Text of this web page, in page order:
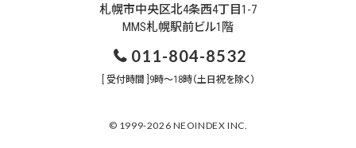
札幌市中央区北4条西4丁目1-7
MMS札幌駅前ビル1階
011-804-8532
[ 受付時間 ]9時～18時（土日祝を除く）
© 1999-2026 NEOINDEX INC.